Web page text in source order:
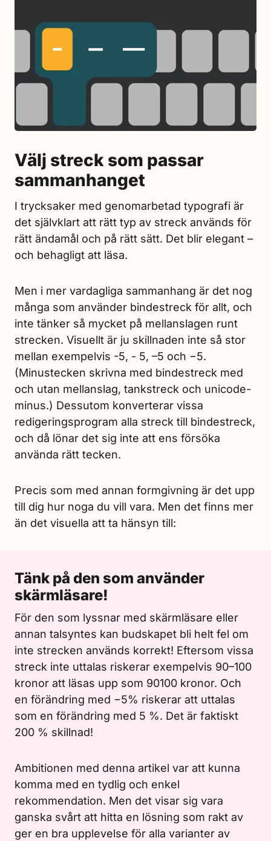
Välj streck som passar
sammanhanget
I trycksaker med genomarbetad typografi är
det självklart att rätt typ av streck används för
rätt ändamål och på rätt sätt. Det blir elegant –
och behagligt att läsa.
Men i mer vardagliga sammanhang är det nog
många som använder bindestreck för allt, och
inte tänker så mycket på mellanslagen runt
strecken. Visuellt är ju skillnaden inte så stor
mellan exempelvis -5, - 5, –5 och −5.
(Minustecken skrivna med bindestreck med
och utan mellanslag, tankstreck och unicode-
minus.) Dessutom konverterar vissa
redigeringsprogram alla streck till bindestreck,
och då lönar det sig inte att ens försöka
använda rätt tecken.
Precis som med annan formgivning är det upp
till dig hur noga du vill vara. Men det finns mer
än det visuella att ta hänsyn till:
Tänk på den som använder
skärmläsare!
För den som lyssnar med skärmläsare eller
annan talsyntes kan budskapet bli helt fel om
inte strecken används korrekt! Eftersom vissa
streck inte uttalas riskerar exempelvis 90–100
kronor att läsas upp som 90100 kronor. Och
en förändring med −5% riskerar att uttalas
som en förändring med 5 %. Det är faktiskt
200 % skillnad!
Ambitionen med denna artikel var att kunna
komma med en tydlig och enkel
rekommendation. Men det visar sig vara
ganska svårt att hitta en lösning som rakt av
ger en bra upplevelse för alla varianter av